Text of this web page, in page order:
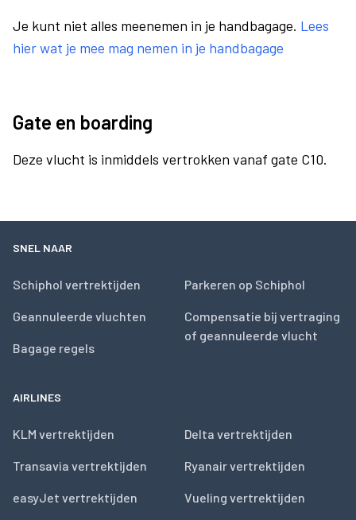
Je kunt niet alles meenemen in je handbagage. Lees
hier wat je mee mag nemen in je handbagage
Gate en boarding
Deze vlucht is inmiddels vertrokken vanaf gate C10.
SNEL NAAR
Schiphol vertrektijden
Geannuleerde vluchten
Bagage regels
Parkeren op Schiphol
Compensatie bij vertraging
of geannuleerde vlucht
AIRLINES
KLM vertrektijden
Transavia vertrektijden
easyJet vertrektijden
Delta vertrektijden
Ryanair vertrektijden
Vueling vertrektijden